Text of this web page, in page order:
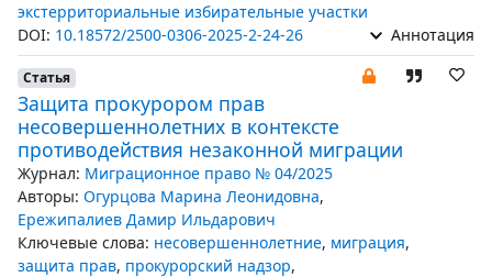
экстерриториальные избирательные участки
DOI: 10.18572/2500-0306-2025-2-24-26 Аннотация
Статья
Защита прокурором прав
несовершеннолетних в контексте
противодействия незаконной миграции
Журнал: Миграционное право № 04/2025
Авторы: Огурцова Марина Леонидовна,
Ережипалиев Дамир Ильдарович
Ключевые слова: несовершеннолетние, миграция,
защита прав, прокурорский надзор,